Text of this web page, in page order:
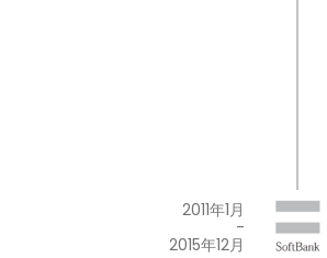
2011年1月
-
2015年12月